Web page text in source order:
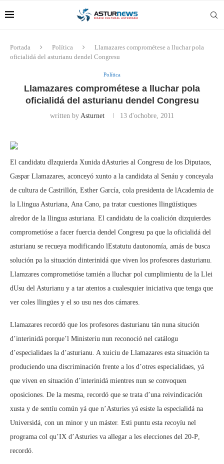
Portada Política
Llamazares comprométese a lluchar pola
oficialidá del asturianu dendel Congresu
Política
Llamazares comprométese a lluchar pola
oficialidá del asturianu dendel Congresu
written by Asturnet 13 d'ochobre, 2011
El candidatu dIzquierda Xunida dAsturies al Congresu de los Diputaos,
Gaspar Llamazares, aconceyó xunto a la candidata al Senáu y conceyala
de cultura de Castrillón, Esther García, cola presidenta de lAcademia de
la Llingua Asturiana, Ana Cano, pa tratar cuestiones llingüístiques
alredor de la llingua asturiana. El candidatu de la coalición dizquierdes
comprometióse a facer fuercia dendel Congresu pa que la oficialidá del
asturianu se recueya modificando lEstatutu dautonomía, amás de busca
solución pa la situación dinterinidá que viven los profesores dasturianu.
Llamzares comprometióse tamién a lluchar pol cumplimientu de la Llei
dUsu del Asturianu y a tar atentos a cualesquier iniciativa que tenga que
ver coles llingües y el so usu nes dos cámares.
Llamazares recordó que los profesores dasturianu tán nuna situción
d’interinidá porque’l Ministeriu nun reconoció nel catálogu
d’especialidaes la d’asturianu. A xuiciu de Llamazares esta situación ta
produciendo una discriminación frente a los d’otres especialidaes, yá
que viven en situación d’interinidá mientres nun se convoquen
oposiciones. De la mesma, recordó que se trata d’una reivindicación
xusta y de sentíu común yá que n’Asturies yá esiste la especialidá na
Universidá, con un minor y un máster. Esti puntu esta recoyíu nel
programa col qu’IX d’Asturies va allegar a les elecciones del 20-P,
recordó.